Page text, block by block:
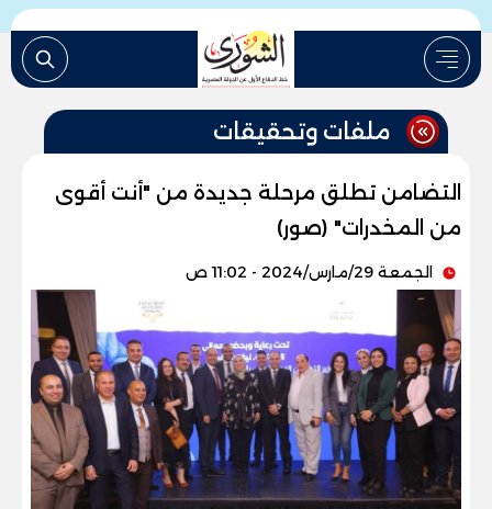
ملفات وتحقيقات
التضامن تطلق مرحلة جديدة من "أنت أقوى
من المخدرات" (صور)
الجمعة 29/مارس/2024 - 11:02 ص